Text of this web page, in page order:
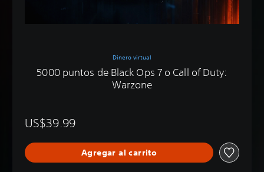
Dinero virtual
5000 puntos de Black Ops 7 o Call of Duty:
Warzone
US$39.99
Agregar al carrito